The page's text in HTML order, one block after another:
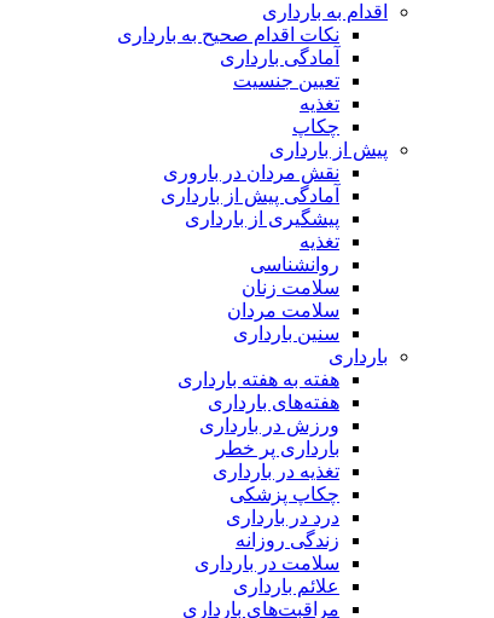
اقدام به بارداری
نکات اقدام صحیح به بارداری
آمادگی بارداری
تعیین جنسیت
تغذیه
چکاپ
پیش از بارداری
نقش مردان در باروری
آمادگی پیش از بارداری
پیشگیری از بارداری
تغذیه
روانشناسی
سلامت زنان
سلامت مردان
سنین بارداری
بارداری
هفته‌ به هفته بارداری
هفته‌های بارداری
ورزش در بارداری
بارداری پر خطر
تغذیه در بارداری
چکاپ پزشکی
درد در بارداری
زندگی روزانه
سلامت در بارداری
علائم بارداری
مراقبت‌های بارداری